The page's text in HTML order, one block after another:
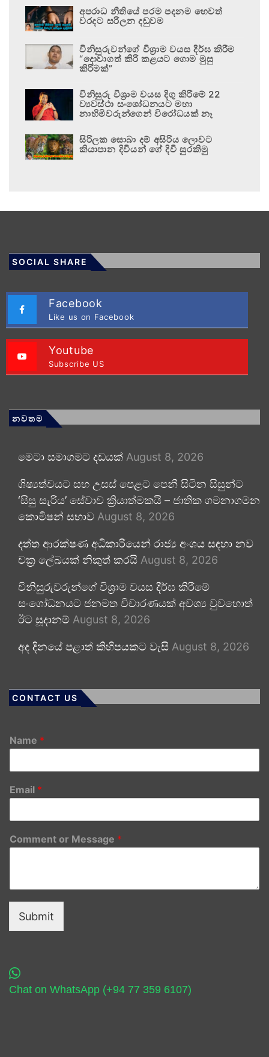
අපරාධ නීතියේ පරම පදනම හෙවත්
වරදට සරිලන දඬුවම
විනිසුරුවන්ගේ විශ්‍රාම වයස දීර්ඝ කිරීම
“දොවාගත් කිරි කළයට ගොම මුසු
කිරීමක්”
විනිසුරු විශ්‍රාම වයස දිගු කිරීමේ 22
ව්‍යවස්ථා සංශෝධනයට මහා
නාහිමිවරුන්ගෙන් විරෝධයක් නෑ
සිරිලක සොබා දම් අසිරිය ලොවට
කියාපාන දිවියන් ගේ දිවි සුරකිමු
SOCIAL SHARE
Facebook
Like us on Facebook
Youtube
Subscribe US
නවතම
මෙටා සමාගමට දඩයක් August 8, 2026
ශිෂ්‍යත්වයට සහ උසස් පෙළට පෙනී සිටින සිසුන්ට
‘සිසු සැරිය’ සේවාව ක්‍රියාත්මකයි – ජාතික ගමනාගමන
කොමිෂන් සභාව August 8, 2026
දත්ත ආරක්ෂණ අධිකාරියෙන් රාජ්‍ය අංශය සඳහා නව
චක්‍ර ලේඛයක් නිකුත් කරයි August 8, 2026
විනිසුරුවරුන්ගේ විශ්‍රාම වයස දීර්ඝ කිරීමේ
සංශෝධනයට ජනමත විචාරණයක් අවශ්‍ය වුවහොත්
ඊට සූදානම් August 8, 2026
අද දිනයේ පළාත් කිහිපයකට වැසි August 8, 2026
CONTACT US
Name *
Email *
Comment or Message *
Submit
Chat on WhatsApp (+94 77 359 6107)